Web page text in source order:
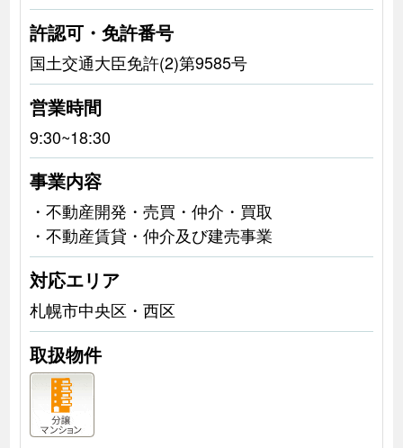
許認可・免許番号
国土交通大臣免許(2)第9585号
営業時間
9:30~18:30
事業内容
・不動産開発・売買・仲介・買取
・不動産賃貸・仲介及び建売事業
対応エリア
札幌市中央区・西区
取扱物件